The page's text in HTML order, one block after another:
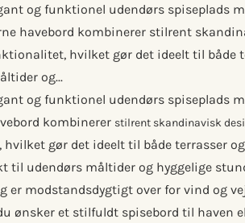
og funktionel udendørs spiseplads
havebord kombinerer stilrent
hvilket gør det ideelt til både
og...
og funktionel udendørs spiseplads
kombinerer stilrent skandinavisk
, hvilket gør det ideelt til både terrasser
til udendørs måltider og hyggelige
er modstandsdygtigt over for vind og
ønsker et stilfuldt spisebord til haven